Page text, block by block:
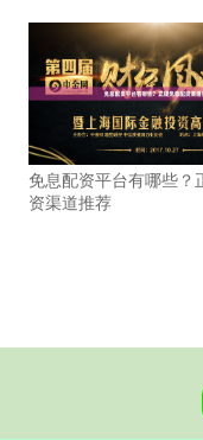
免息配资平台有哪些？
资渠道推荐